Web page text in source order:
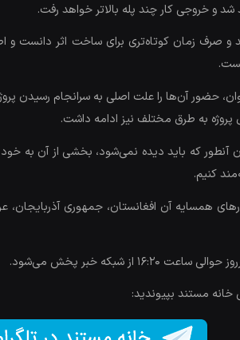
و خروجی کار چند پله بالاتر خواهد رفت.
صرف زمان کوتاه‌تری برای ساخت اثر دانست و
حضور آن‌ها را علت اصلی به سرانجام رسیدن
پروژه به طرق مختلف نیز ادامه داشت.
آنطور که باید دیده نمی‌شود، بخشی از آن به
کنیم.
ایران و کشورهای همسایه آن افغانستان، جمهوری
مستند بپیوندید: